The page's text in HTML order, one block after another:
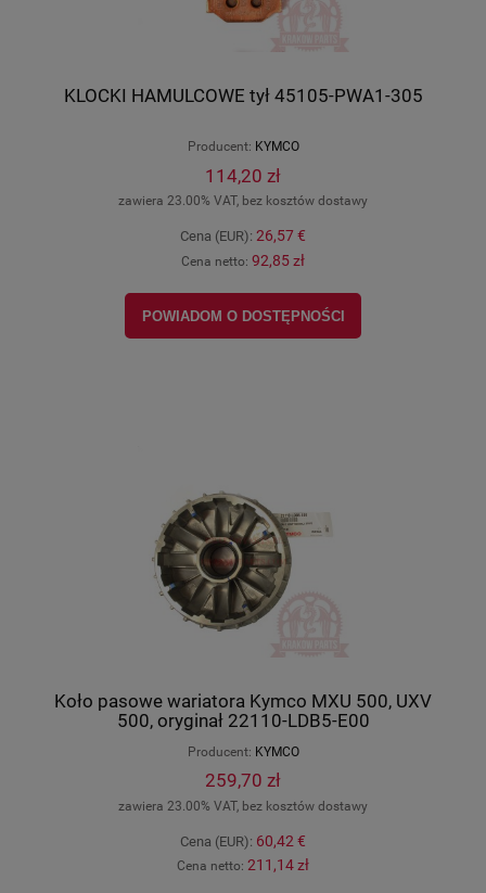
KLOCKI HAMULCOWE tył 45105-PWA1-305
Producent: KYMCO
114,20 zł
zawiera 23.00% VAT, bez kosztów dostawy
Cena (EUR): 26,57 €
Cena netto: 92,85 zł
POWIADOM O DOSTĘPNOŚCI
Koło pasowe wariatora Kymco MXU 500, UXV
500, oryginał 22110-LDB5-E00
Producent: KYMCO
259,70 zł
zawiera 23.00% VAT, bez kosztów dostawy
Cena (EUR): 60,42 €
Cena netto: 211,14 zł